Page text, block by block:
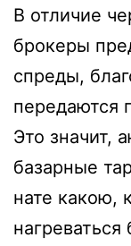
В отличие
брокеры
спреды,
передаются
Это значит,
базарные
нате какою,